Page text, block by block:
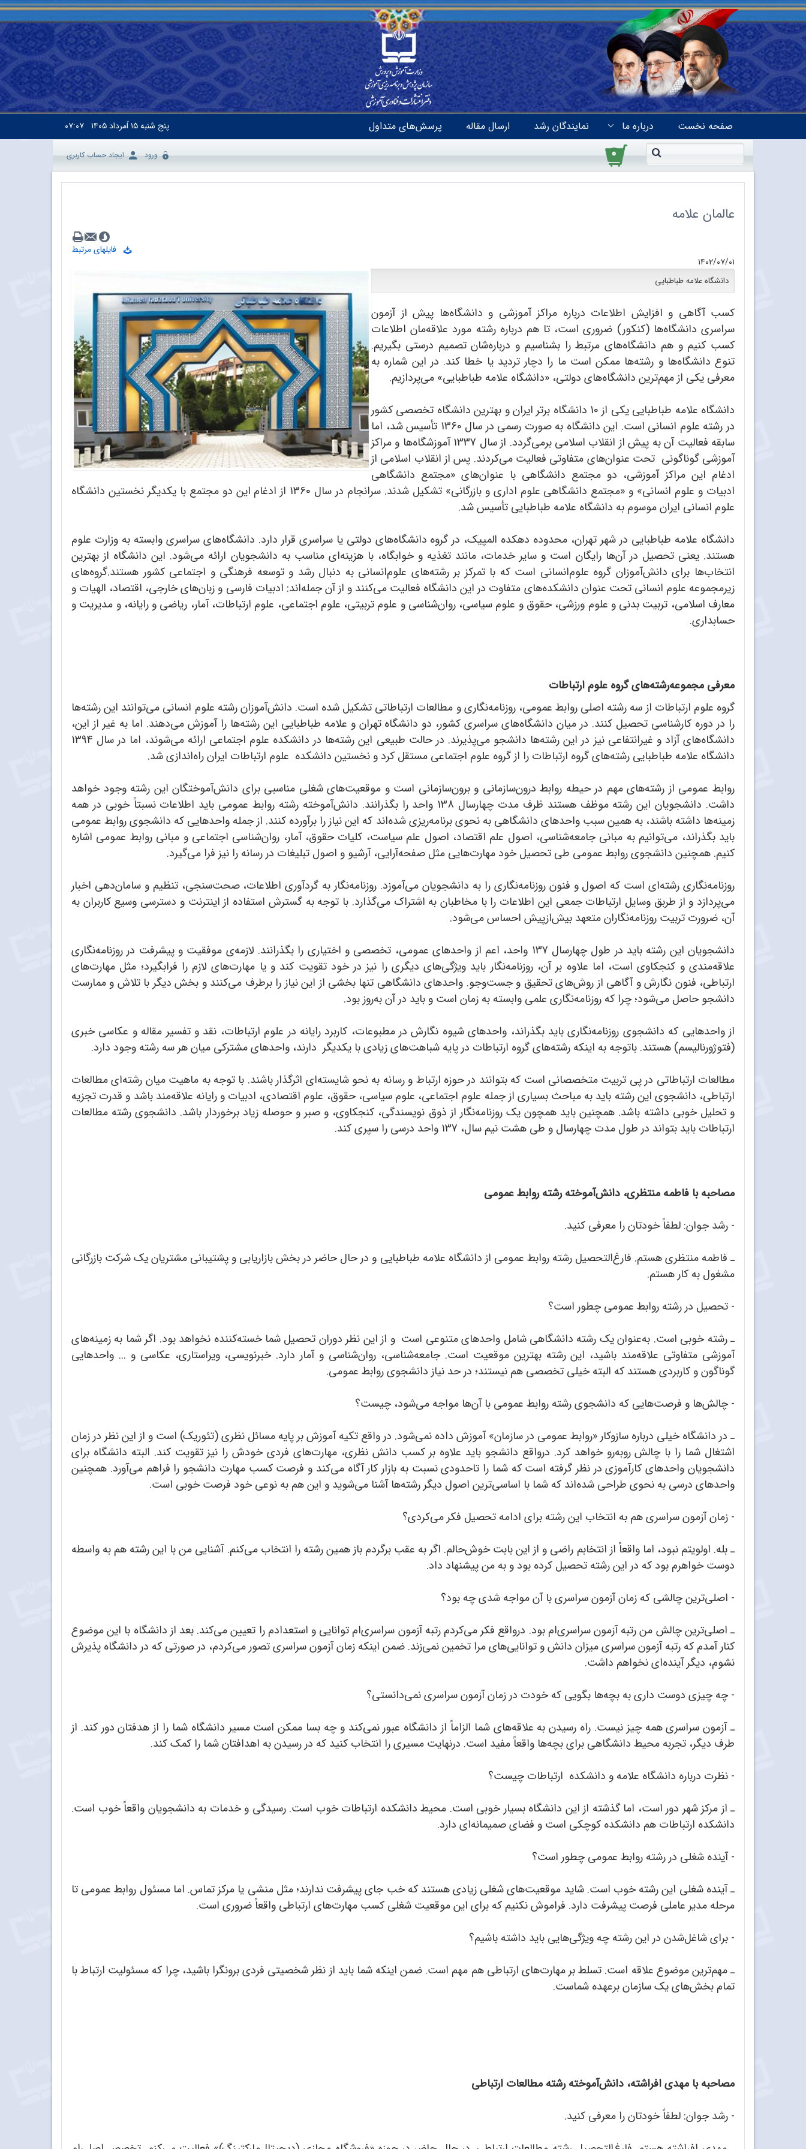
صفحه نخست درباره ما نمایندگان رشد ارسال مقاله پرسش‌های متداول پنج شنبه۱۵ اَمرداد ۱۴۰۵ ۰۷:۰۷
۰ ورود ایجاد حساب کاربری
عالمان علامه
فایلهای مرتبط
۱۴۰۲/۰۷/۰۱
دانشگاه علامه طباطبایی
کسب آگاهی و افزایش اطلاعات درباره مراکز آموزشی و دانشگاه‌ها پیش از آزمون
سراسری دانشگاه‌ها (کنکور) ضروری است، تا هم درباره رشته مورد علاقه‌مان اطلاعات
کسب کنیم و هم دانشگاه‌های مرتبط را بشناسیم و درباره‌شان تصمیم درستی بگیریم.
تنوع دانشگاه‌ها و رشته‌ها ممکن است ما را دچار تردید یا خطا کند. در این شماره به
معرفی یکی از مهم‌ترین دانشگاه‌های دولتی، «دانشگاه علامه‌ طباطبایی» می‌پردازیم.
دانشگاه علامه طباطبایی یکی از 10 دانشگاه برتر ایران و بهترین دانشگاه تخصصی کشور
در رشته علوم ‌انسانی است. این دانشگاه به صورت رسمی در سال 1360 تأسیس شد، اما
سابقه فعالیت آن به پیش از انقلاب اسلامی برمی‌گردد. از سال 1337 آموزشگاه‌ها و مراکز
آموزشی گوناگونی تحت عنوان‌های متفاوتی فعالیت می‌کردند. پس از انقلاب اسلامی از
ادغام این مراکز آموزشی، دو مجتمع دانشگاهی با عنوان‌های «مجتمع دانشگاهی
ادبیات ‌و علوم انسانی» و «مجتمع دانشگاهی علوم اداری و بازرگانی» تشکیل شدند. سرانجام در سال 1360 از ادغام این دو مجتمع با یکدیگر نخستین دانشگاه
علوم انسانی ایران موسوم به دانشگاه علامه طباطبایی تأسیس شد.
دانشگاه علامه طباطبایی در شهر تهران، محدوده دهکده المپیک، در گروه دانشگاه‌های دولتی یا سراسری قرار دارد. دانشگاه‌های سراسری وابسته به وزارت علوم
هستند. یعنی تحصیل در آن‌ها رایگان است و سایر خدمات، مانند تغذیه و خوابگاه، با هزینه‌ای مناسب به دانشجویان ارائه می‌شود. این دانشگاه از بهترین
انتخاب‌ها برای دانش‌آموزان گروه علوم‌انسانی است که با تمرکز بر رشته‌های علوم‌انسانی به دنبال رشد و توسعه فرهنگی و اجتماعی کشور هستند.گروه‌های
زیرمجموعه علوم ‌انسانی تحت عنوان دانشکده‌های متفاوت در این دانشگاه فعالیت می‌کنند و از آن جمله‌اند: ادبیات فارسی و زبان‌های خارجی، اقتصاد، الهیات و
معارف اسلامی، تربیت بدنی و علوم ورزشی، حقوق و علوم سیاسی، روان‌شناسی و علوم تربیتی، علوم اجتماعی، علوم ارتباطات، آمار، ریاضی و رایانه، و مدیریت و
حسابداری.
معرفی مجموعه‌رشته‌های گروه علوم ارتباطات
گروه علوم ارتباطات از سه رشته اصلی روابط عمومی، روزنامه‌نگاری و مطالعات ارتباطاتی تشکیل شده ‌است. دانش‌آموزان رشته علوم انسانی می‌توانند این رشته‌ها
را در دوره کارشناسی تحصیل کنند. در میان دانشگاه‌های سراسری کشور، دو دانشگاه تهران و علامه طباطبایی این رشته‌ها را آموزش می‌دهند. اما به غیر از این،
دانشگاه‌های آزاد و غیرانتفاعی نیز در این رشته‌ها دانشجو می‌پذیرند. در حالت طبیعی این رشته‌ها در دانشکده علوم اجتماعی ارائه می‌شوند، اما در سال 1394
دانشگاه علامه طباطبایی رشته‌های گروه ارتباطات را از گروه علوم اجتماعی مستقل کرد و نخستین دانشکده علوم ارتباطات ایران راه‌اندازی شد.
روابط عمومی از رشته‌های مهم در حیطه روابط درون‌سازمانی و برون‌سازمانی است و موقعیت‌های شغلی مناسبی برای دانش‌آموختگان این رشته وجود خواهد
داشت. دانشجویان این رشته موظف هستند ظرف مدت چهارسال 138 واحد را بگذرانند. دانش‌آموخته رشته روابط عمومی باید اطلاعات نسبتاً خوبی در همه
زمینه‌ها داشته ‌باشند، به همین سبب واحدهای دانشگاهی به نحوی برنامه‌ریزی شده‌اند که این نیاز را برآورده کنند. از جمله واحدهایی که دانشجوی روابط عمومی
باید بگذراند، می‌توانیم به مبانی جامعه‌شناسی، اصول علم اقتصاد، اصول علم سیاست، کلیات حقوق، آمار، روان‌شناسی اجتماعی و مبانی روابط عمومی اشاره
کنیم. همچنین دانشجوی روابط عمومی طی تحصیل خود مهارت‌هایی مثل صفحه‌آرایی، آرشیو و اصول تبلیغات در رسانه را نیز فرا می‌گیرد.
روزنامه‌نگاری رشته‌ای است که اصول و فنون روزنامه‌نگاری را به دانشجویان می‌آموزد. روزنامه‌نگار به گردآوری اطلاعات، صحت‌سنجی، تنظیم و سامان‌دهی اخبار
می‌پردازد و از طربق وسایل ارتباطات جمعی این اطلاعات را با مخاطبان به اشتراک می‌گذارد. با توجه به گسترش استفاده از اینترنت و دسترسی وسیع کاربران به
آن، ضرورت تربیت روزنامه‌نگاران متعهد بیش‌ازپیش احساس می‌شود.
دانشجویان این رشته باید در طول چهارسال 137 واحد، اعم از واحدهای عمومی، تخصصی و اختیاری را بگذرانند. لازمه‌ی موفقیت و پیشرفت در روزنامه‌نگاری
علاقه‌مندی و کنجکاوی‌ است، اما علاوه بر آن، روزنامه‌نگار باید ویژگی‌های دیگری را نیز در خود تقویت کند و یا مهارت‌های لازم را فرابگیرد؛ مثل مهارت‌های
ارتباطی، فنون نگارش و آگاهی از روش‌های تحقیق و جست‌وجو. واحدهای دانشگاهی تنها بخشی از این نیاز را برطرف می‌کنند و بخش دیگر با تلاش و ممارست
دانشجو حاصل می‌شود؛ چرا که روزنامه‌نگاری علمی وابسته به زمان است و باید در آن به‌روز بود.
از واحدهایی که دانشجوی روزنامه‌نگاری باید بگذراند، واحدهای شیوه نگارش در مطبوعات، کاربرد رایانه در علوم ارتباطات، نقد و تفسیر مقاله و عکاسی خبری
(فتوژورنالیسم) هستند. باتوجه به اینکه رشته‌های گروه ارتباطات در پایه شباهت‌های زیادی با یکدیگر دارند، واحدهای مشترکی میان هر سه رشته وجود دارد.
مطالعات ارتباطاتی در پی تربیت متخصصانی‌ است که بتوانند در حوزه ارتباط و رسانه به نحو شایسته‌ای اثرگذار باشند. با توجه به ماهیت میان رشته‌ای مطالعات
ارتباطی، دانشجوی این رشته باید به مباحث بسیاری از جمله علوم اجتماعی، علوم سیاسی، حقوق، علوم اقتصادی، ادبیات و رایانه علاقه‌مند باشد و قدرت تجزیه
و تحلیل خوبی داشته باشد. همچنین باید همچون یک روزنامه‌‌نگار از ذوق نویسندگی، کنجکاوی، و صبر و حوصله زیاد برخوردار باشد. دانشجوی رشته مطالعات
ارتباطات باید بتواند در طول مدت چهارسال و طی هشت نیم سال، 137 واحد درسی را سپری کند.
مصاحبه با فاطمه منتظری، دانش‌آموخته رشته روابط عمومی
- رشد جوان: لطفاً خودتان را معرفی کنید.
ـ فاطمه منتظری هستم. فارغ‌التحصیل رشته روابط عمومی از دانشگاه علامه‌ طباطبایی و در حال حاضر در بخش بازاریابی و پشتیبانی مشتریان یک شرکت بازرگانی
مشغول به کار هستم.
- تحصیل در رشته روابط عمومی چطور است؟
ـ رشته خوبی است. به‌عنوان یک رشته دانشگاهی شامل واحدهای متنوعی است و از این نظر دوران تحصیل شما خسته‌کننده نخواهد بود. اگر شما به زمینه‌های
آموزشی متفاوتی علاقه‌مند باشید، این رشته بهترین موقعیت است. جامعه‌شناسی، روان‌شناسی و آمار دارد. خبرنویسی، ویراستاری، عکاسی و ... واحدهایی
گوناگون و کاربردی‌ هستند که البته خیلی تخصصی هم نیستند؛ در حد نیاز دانشجوی روابط عمومی.
- چالش‌ها و فرصت‌هایی که دانشجوی رشته روابط عمومی با آن‌ها‌ مواجه می‌شود، چیست؟
ـ در دانشگاه خیلی درباره سازوکار «روابط عمومی در سازمان» آموزش داده نمی‌شود. در واقع تکیه آموزش بر پایه مسائل نظری (تئوریک) است و از این نظر در زمان
اشتغال شما را با چالش روبه‌رو خواهد کرد. درواقع دانشجو باید علاوه بر کسب دانش نظری، مهارت‌های فردی خودش را نیز تقویت کند. البته دانشگاه برای
دانشجویان واحدهای کارآموزی در نظر گرفته ‌است که شما را تاحدودی نسبت به بازار کار آگاه می‌کند و فرصت کسب مهارت دانشجو را فراهم می‌آورد. همچنین
واحدهای درسی به نحوی طراحی شده‌اند که شما با اساسی‌ترین اصول دیگر رشته‌ها آشنا می‌شوید و این هم به نوعی خود فرصت خوبی است.
- زمان آزمون سراسری هم به انتخاب این رشته برای ادامه تحصیل فکر می‌کردی؟
ـ بله. اولویتم نبود، اما واقعاً از انتخابم راضی‌ و از این بابت خوش‌حالم. اگر به عقب برگردم باز همین رشته را انتخاب می‌کنم. آشنایی من با این رشته هم به واسطه
دوست خواهرم بود که در این رشته‌ تحصیل کرده ‌بود و به من پیشنهاد داد.
- اصلی‌ترین چالشی که زمان آزمون سراسری با آن مواجه شدی چه بود؟
ـ اصلی‌ترین چالش من رتبه آزمون سراسری‌ام بود. درواقع فکر می‌کردم رتبه آزمون سراسری‌ام توانایی و استعدادم را تعیین می‌کند. بعد از دانشگاه با این موضوع
کنار آمدم که رتبه آزمون سراسری‌ میزان دانش و توانایی‌های مرا تخمین نمی‌زند. ضمن اینکه زمان آزمون سراسری‌ تصور می‌کردم، در صورتی که در دانشگاه پذیرش
نشوم، دیگر آینده‌ای نخواهم داشت.
- چه چیزی دوست داری به بچه‌ها بگویی که خودت در زمان آزمون سراسری نمی‌دانستی؟
ـ آزمون سراسری‌ همه چیز نیست. راه رسیدن به علاقه‌های شما الزاماً از دانشگاه عبور نمی‌کند و چه بسا ممکن است مسیر دانشگاه شما را از هدفتان دور کند. از
طرف دیگر، تجربه محیط دانشگاهی برای بچه‌ها واقعاً مفید است. درنهایت مسیری را انتخاب کنید که در رسیدن به اهدافتان شما را کمک کند.
- نظرت درباره دانشگاه علامه و دانشکده ارتباطات چیست؟
ـ از مرکز شهر دور است، اما گذشته از این دانشگاه بسیار خوبی است. محیط دانشکده ارتباطات خوب است. رسیدگی و خدمات به دانشجویان واقعاً خوب است.
دانشکده ارتباطات هم دانشکده کوچکی است و فضای صمیمانه‌ای دارد.
- آینده شغلی در رشته روابط عمومی چطور است؟
ـ آینده شغلی این رشته خوب است. شاید موقعیت‌های شغلی زیادی هستند که خب جای پیشرفت ندارند؛ مثل منشی یا مرکز تماس. اما مسئول روابط عمومی تا
مرحله مدیر عاملی فرصت پیشرفت دارد. فراموش نکنیم که برای این موقعیت شغلی کسب مهارت‌های ارتباطی واقعاً ضروری است.
- برای شاغل‌شدن در این رشته چه ویژگی‌هایی باید داشته باشیم؟
ـ مهم‌ترین موضوع علاقه است. تسلط بر مهارت‌های ارتباطی هم مهم است. ضمن اینکه شما باید از نظر شخصیتی فردی برونگرا باشید، چرا که مسئولیت ارتباط با
تمام بخش‌های یک سازمان برعهده شماست.
مصاحبه با مهدی افراشته، دانش‌آموخته رشته مطالعات ارتباطی
- رشد جوان: لطفاً خودتان را معرفی کنید.